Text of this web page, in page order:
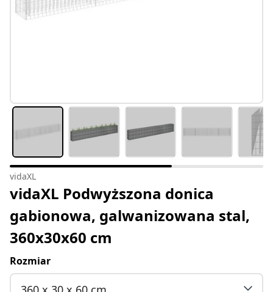
vidaXL
vidaXL Podwyższona donica
gabionowa, galwanizowana stal,
360x30x60 cm
Rozmiar